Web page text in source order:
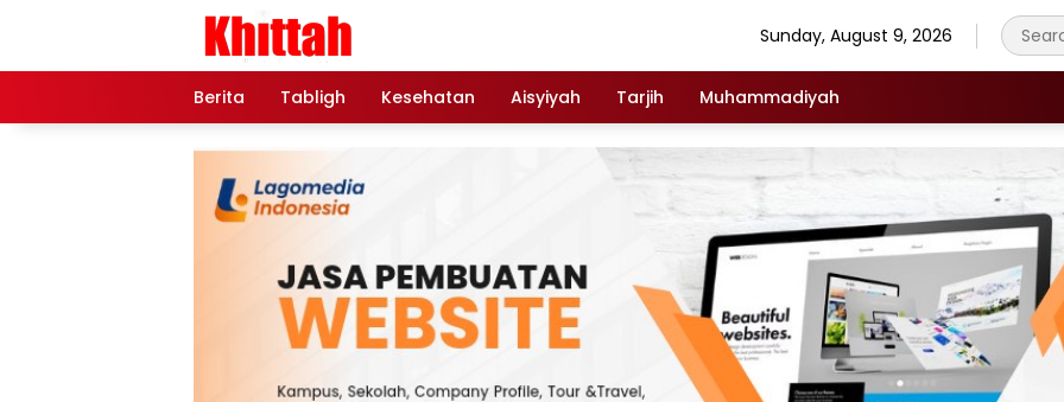
Sunday, August 9, 2026
Berita Tabligh Kesehatan Aisyiyah Tarjih Muhammadiyah